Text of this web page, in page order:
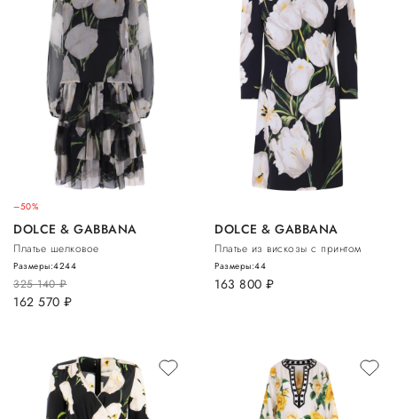
–50%
DOLCE & GABBANA
Платье шелковое
325 140руб.
162 570 руб.
Размеры:4244
DOLCE & GABBANA
Платье из вискозы с принтом
163 800 руб.
Размеры:44